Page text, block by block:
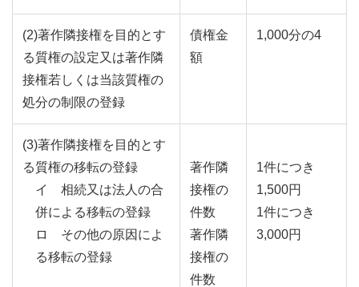
(2)著作隣接権を目的とす
る質権の設定又は著作隣
接権若しくは当該質権の
処分の制限の登録
債権金
額
1,000分の4
(3)著作隣接権を目的とす
る質権の移転の登録
イ 相続又は法人の合
併による移転の登録
ロ その他の原因によ
る移転の登録
著作隣
接権の
件数
著作隣
接権の
件数
1件につき
1,500円
1件につき
3,000円